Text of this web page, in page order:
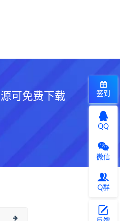
可免费下载 签到
QQ
微信
Q群